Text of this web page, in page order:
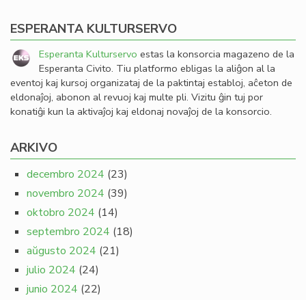
ESPERANTA KULTURSERVO
Esperanta Kulturservo estas la konsorcia magazeno de la
Esperanta Civito. Tiu platformo ebligas la aliĝon al la
eventoj kaj kursoj organizataj de la paktintaj establoj, aĉeton de
eldonaĵoj, abonon al revuoj kaj multe pli. Vizitu ĝin tuj por
konatiĝi kun la aktivaĵoj kaj eldonaj novaĵoj de la konsorcio.
ARKIVO
decembro 2024 (23)
novembro 2024 (39)
oktobro 2024 (14)
septembro 2024 (18)
aŭgusto 2024 (21)
julio 2024 (24)
junio 2024 (22)